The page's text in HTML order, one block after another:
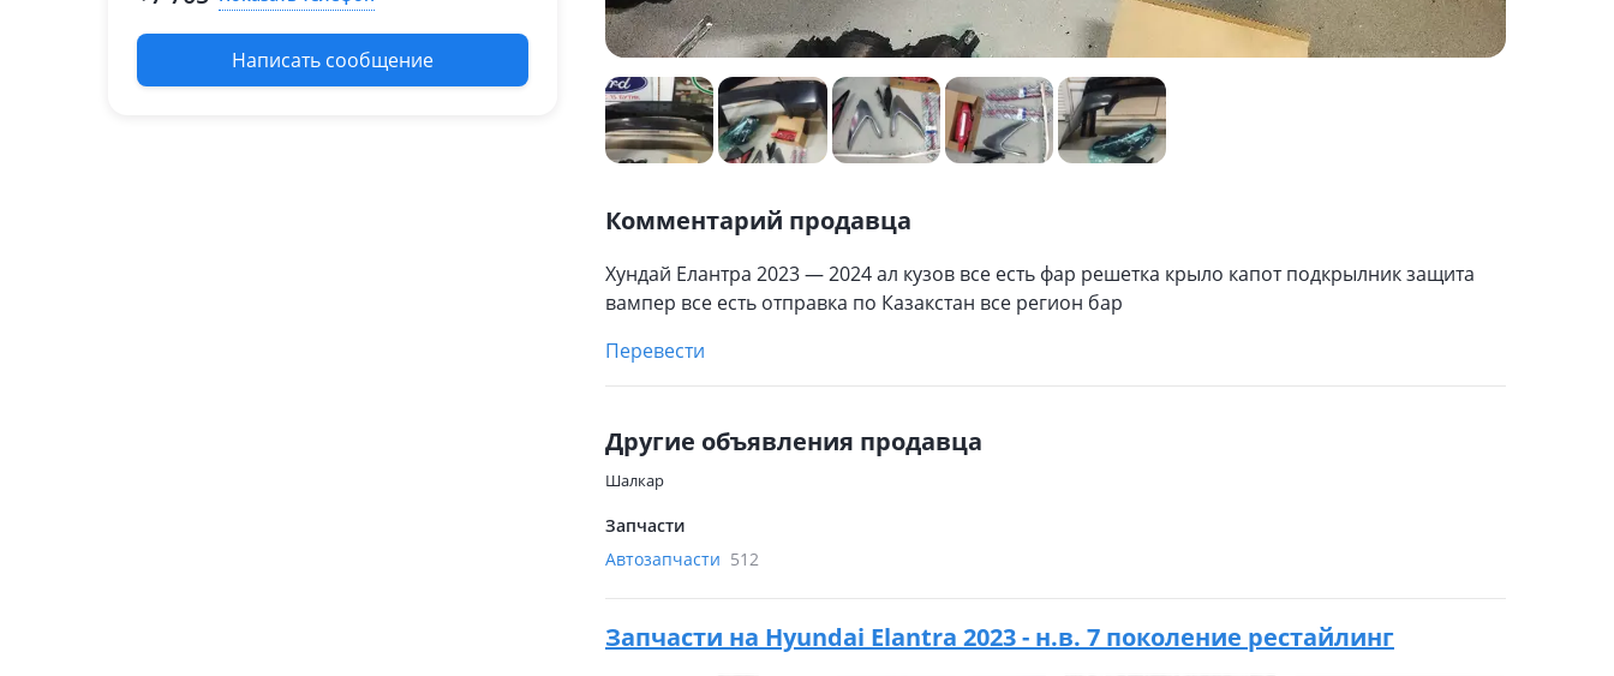
Написать сообщение
Комментарий продавца
Хундай Елантра 2023 — 2024 ал кузов все есть фар решетка крыло капот подкрылник защита
вампер все есть отправка по Казакстан все регион бар
Перевести
Другие объявления продавца
Шалкар
Запчасти
Автозапчасти 512
Запчасти на Hyundai Elantra 2023 - н.в. 7 поколение рестайлинг